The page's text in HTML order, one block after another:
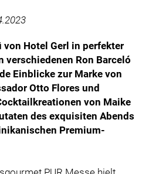
STIFTUNG
von Hotel Gerl in perfekter
verschiedenen Ron Barceló
Einblicke zur Marke von
Otto Flores und
von Maike
des exquisiten Abends
Premium-